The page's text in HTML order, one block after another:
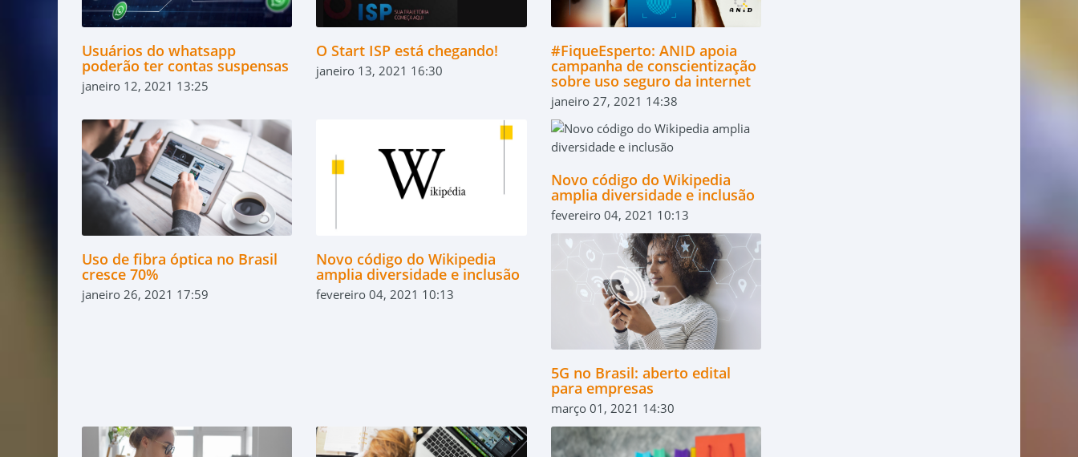
Usuários do whatsapp
poderão ter contas suspensas
janeiro 12, 2021 13:25
O Start ISP está chegando!
janeiro 13, 2021 16:30
#FiqueEsperto: ANID apoia
campanha de conscientização
sobre uso seguro da internet
janeiro 27, 2021 14:38
Uso de fibra óptica no Brasil
cresce 70%
janeiro 26, 2021 17:59
Novo código do Wikipedia
amplia diversidade e inclusão
fevereiro 04, 2021 10:13
Novo código do Wikipedia
amplia diversidade e inclusão
fevereiro 04, 2021 10:13
5G no Brasil: aberto edital
para empresas
março 01, 2021 14:30